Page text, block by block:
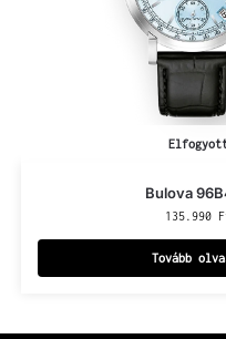
Bulova
135.990
Tovább